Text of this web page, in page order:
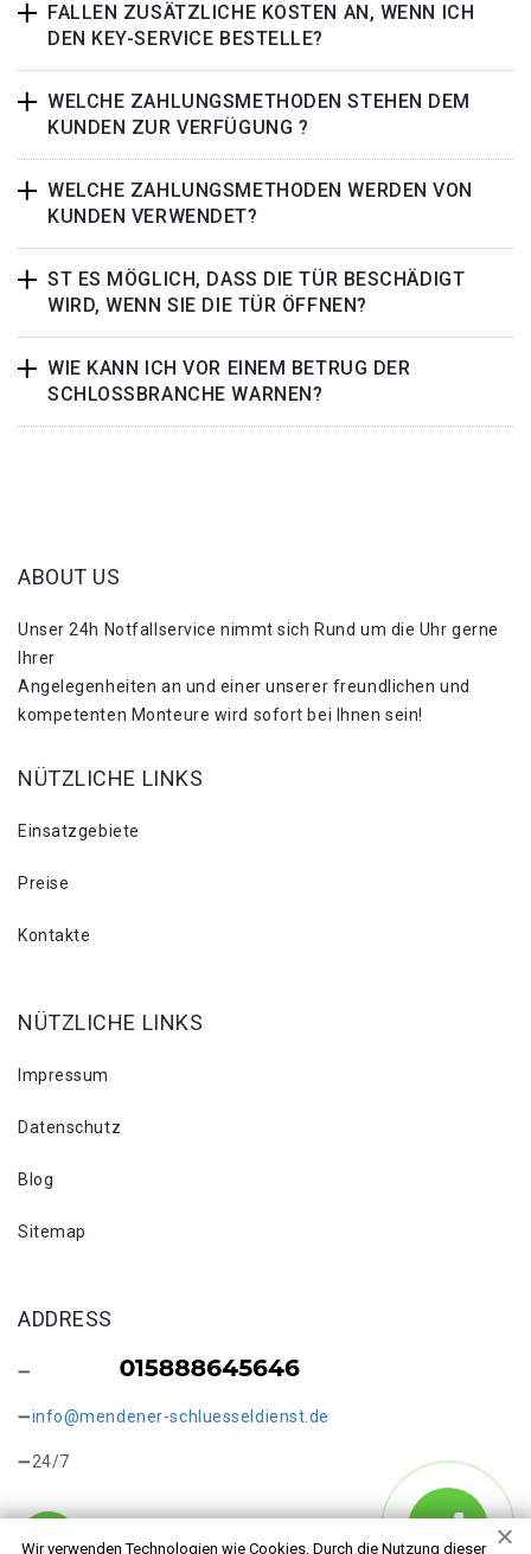
FALLEN ZUSÄTZLICHE KOSTEN AN, WENN ICH
DEN KEY-SERVICE BESTELLE?
WELCHE ZAHLUNGSMETHODEN STEHEN DEM
KUNDEN ZUR VERFÜGUNG ?
WELCHE ZAHLUNGSMETHODEN WERDEN VON
KUNDEN VERWENDET?
ST ES MÖGLICH, DASS DIE TÜR BESCHÄDIGT
WIRD, WENN SIE DIE TÜR ÖFFNEN?
WIE KANN ICH VOR EINEM BETRUG DER
SCHLOSSBRANCHE WARNEN?
Wir verwenden Technologien wie Cookies. Durch die Nutzung dieser
ABOUT US
Unser 24h Notfallservice nimmt sich Rund um die Uhr gerne
Ihrer
Angelegenheiten an und einer unserer freundlichen und
kompetenten Monteure wird sofort bei Ihnen sein!
NÜTZLICHE LINKS
Einsatzgebiete
Preise
Kontakte
NÜTZLICHE LINKS
Impressum
Datenschutz
Blog
Sitemap
ADDRESS
info@mendener-schluesseldienst.de
24/7